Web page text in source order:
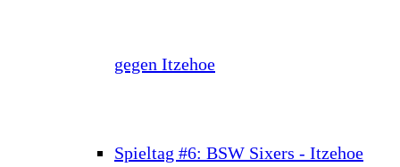
gegen Itzehoe
Spieltag #6: BSW Sixers - Itzehoe